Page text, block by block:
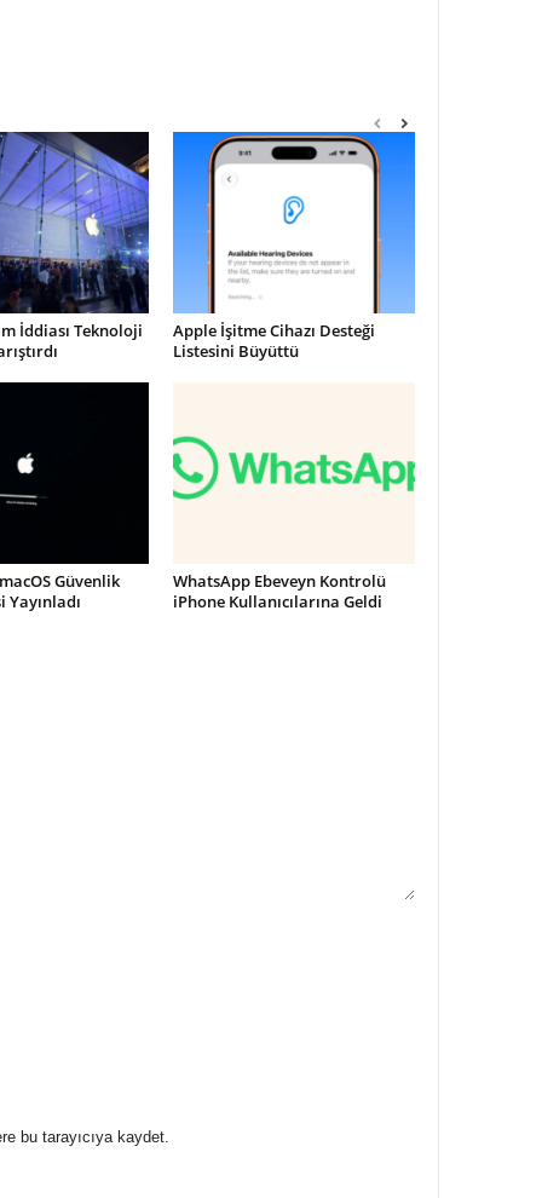
İddiası Teknoloji
Apple İşitme Cihazı Desteği
Listesini Büyüttü
Güvenlik
Yayınladı
WhatsApp Ebeveyn Kontrolü
iPhone Kullanıcılarına Geldi
bu tarayıcıya kaydet.